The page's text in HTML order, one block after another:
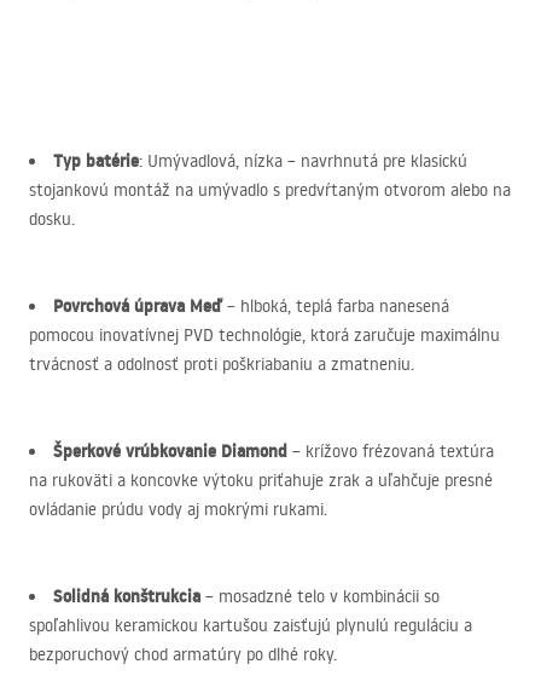
Typ batérie: Umývadlová, nízka – navrhnutá pre klasickú
stojankovú montáž na umývadlo s predvŕtaným otvorom alebo na
dosku.
Povrchová úprava Meď– hlboká, teplá farba nanesená
pomocou inovatívnej PVD technológie, ktorá zaručuje maximálnu
trvácnosť a odolnosť proti poškriabaniu a zmatneniu.
Šperkové vrúbkovanie Diamond – krížovo frézovaná textúra
na rukoväti a koncovke výtoku priťahuje zrak a uľahčuje presné
ovládanie prúdu vody aj mokrými rukami.
Solidná konštrukcia – mosadzné telo v kombinácii so
spoľahlivou keramickou kartušou zaisťujú plynulú reguláciu a
bezporuchový chod armatúry po dlhé roky.